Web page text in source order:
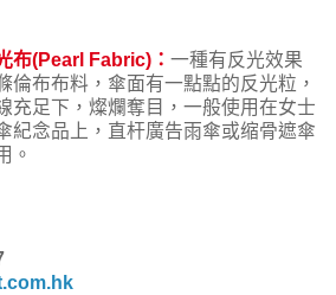
布(Pearl Fabric)： 一種有反光效果
倫布布料，傘面有一點點的反光粒，
充足下，燦爛奪目，一般使用在女士
紀念品上，直杆廣告雨傘或缩骨遮傘
。